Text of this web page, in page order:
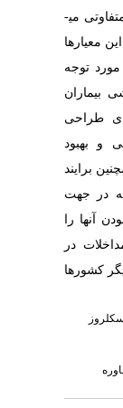
می­
معیارها
توجه
بیماران
طراحی
و بهبود
برایند
در جهت
آن­ها را
در
کشورها